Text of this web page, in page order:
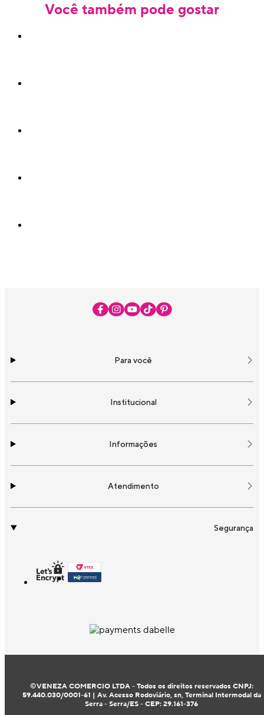
Você também pode gostar
Para você
Institucional
Informações
Atendimento
Segurança
©VENEZA COMERCIO LTDA - Todos os direitos reservados CNPJ:
59.440.030/0001-61 | Av. Acesso Rodoviário, sn, Terminal Intermodal da
Serra - Serra/ES - CEP: 29.161-376